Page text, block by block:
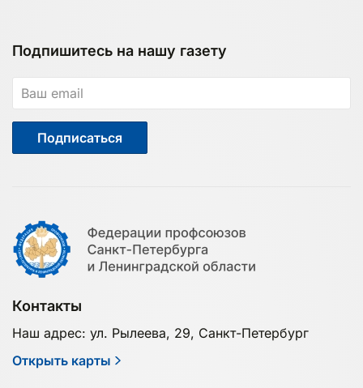
Подпишитесь на нашу газету
Подписаться
Контакты
Наш адрес: ул. Рылеева, 29, Санкт-Петербург
Открыть карты